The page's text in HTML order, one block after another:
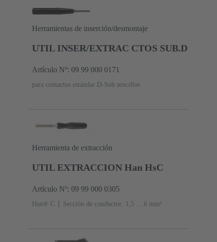
Herramientas de inserción/desmontaje
UTIL INSER/EXTRAC CTOS SUB.D
Artículo Nº: 09 99 000 0171
para contactos estándar D-Sub sencillos
Herramienta de extracción
UTIL EXTRACCION Han HsC
Artículo Nº: 09 99 000 0305
Han® C Sección de conductor: 1,5 ... 6 mm²